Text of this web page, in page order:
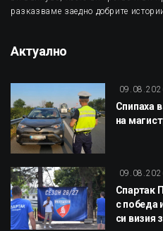
разказваме заедно добрите
Актуално
Спипаха
на
Спартак
с победа
си визия